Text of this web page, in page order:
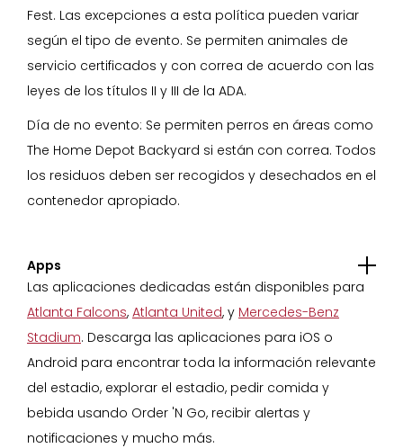
Fest. Las excepciones a esta política pueden variar
según el tipo de evento. Se permiten animales de
servicio certificados y con correa de acuerdo con las
leyes de los títulos II y III de la ADA.
Día de no evento: Se permiten perros en áreas como
The Home Depot Backyard si están con correa. Todos
los residuos deben ser recogidos y desechados en el
contenedor apropiado.
Apps
Las aplicaciones dedicadas están disponibles para
Atlanta Falcons, Atlanta United, y Mercedes-Benz
Stadium. Descarga las aplicaciones para iOS o
Android para encontrar toda la información relevante
del estadio, explorar el estadio, pedir comida y
bebida usando Order 'N Go, recibir alertas y
notificaciones y mucho más.